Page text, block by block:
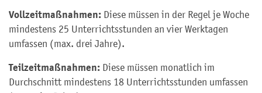
Vollzeitmaßnahmen: Diese müssen in der Regel je Woche
mindestens 25 Unterrichtsstunden an vier Werktagen
umfassen (max. drei Jahre).
Teilzeitmaßnahmen: Diese müssen monatlich im
Durchschnitt mindestens 18 Unterrichtsstunden umfassen